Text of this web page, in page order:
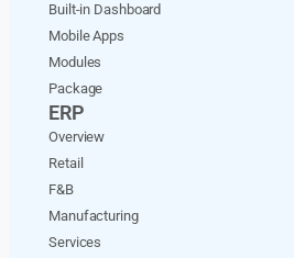
Built-in Dashboard
Mobile Apps
Modules
Package
ERP
Overview
Retail
F&B
Manufacturing
Services